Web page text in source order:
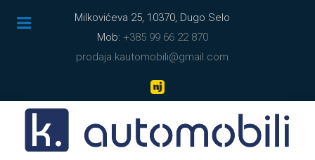
Milkovićeva 25, 10370, Dugo Selo
Mob: +385 99 66 22 870
prodaja.kautomobili@gmail.com